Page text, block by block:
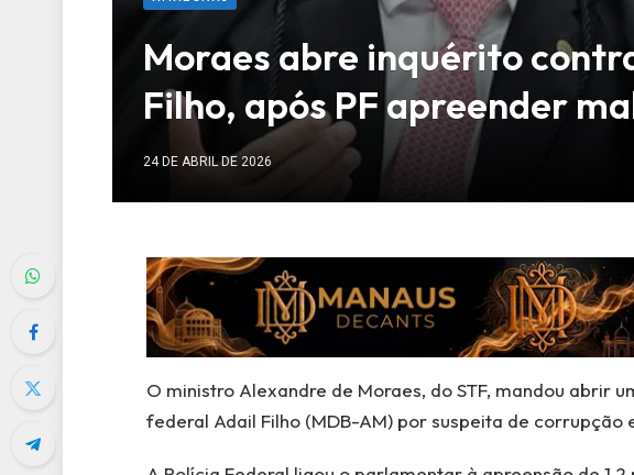
Moraes abre inquérito
Filho, após PF apreender
24 DE ABRIL DE 2026
O ministro Alexandre de Moraes, do STF, mandou abrir
federal Adail Filho (MDB-AM) por suspeita de corrupção